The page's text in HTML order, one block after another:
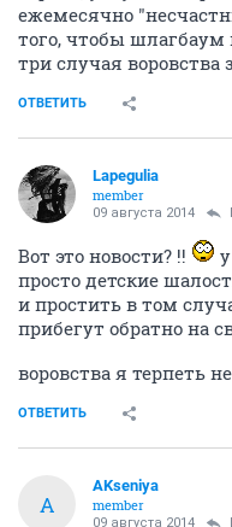
ежемесячно
того, чтобы
три случая воровства
ОТВЕТИТЬ
Lapegulia
member
09 августа 2014
Вот это новости? !!
просто детские
и простить в том
прибегут обратно на
воровства я терпеть
ОТВЕТИТЬ
A
AKseniya
member
09 августа 2014